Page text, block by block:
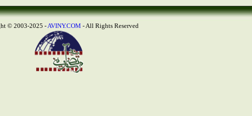
Copyright © 2003-2025 -
AVINY.COM - All Rights Reserved